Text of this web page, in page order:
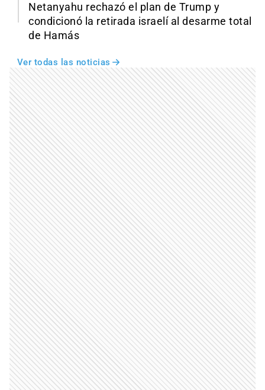
Netanyahu rechazó el plan de Trump y
condicionó la retirada israelí al desarme total
de Hamás
Ver todas las noticias